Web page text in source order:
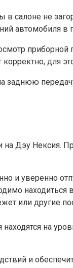
в салоне не
автомобиля в
корректно,
заднюю
Дэу Нексия.
и уверенно
находиться
или другие
находятся на
и